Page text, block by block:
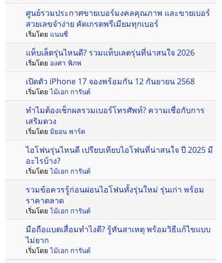
ศูนย์รวมประกาศขายเบอร์มงคลคุณภาพ และขายเบอร์
สวยเลขจำง่าย คัดเกรดพรีเมียมทุกเบอร์
เริ่มโดย แนนซี่
แท็บเล็ตรุ่นไหนดี? รวมแท็บเลตรุ่นที่น่าสนใจ 2026
เริ่มโดย องศา พิภพ
เปิดตัว iPhone 17 จองพร้อมกัน 12 กันยายน 2568
เริ่มโดยไม้เอก การันต์
ทำไมต้องเช็กผลรวมเบอร์โทรศัพท์? ความเชื่อกับการ
เสริมดวง
เริ่มโดย มิยอน พาร์ค
ไอโฟนรุ่นไหนดี เปรียบเทียบไอโฟนที่น่าสนใจ ปี 2025 มี
อะไรบ้าง?
เริ่มโดยไม้เอก การันต์
รวมข้อควรรู้ก่อนผ่อนไอโฟนทั้งรุ่นใหม่ รุ่นเก่า พร้อม
ราคาตลาด
เริ่มโดยไม้เอก การันต์
มือถือแบตเสื่อมทำไงดี? รู้ทันสาเหตุ พร้อมวิธีแก้ไขแบบ
ไม่ยาก
เริ่มโดยไม้เอก การันต์